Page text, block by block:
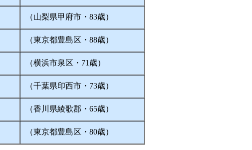
（山梨県甲府市・83歳）
（東京都豊島区・88歳）
（横浜市泉区・71歳）
（千葉県印西市・73歳）
（香川県綾歌郡・65歳）
（東京都豊島区・80歳）